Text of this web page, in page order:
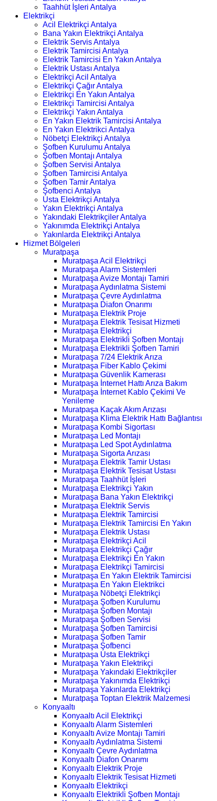
Taahhüt İşleri Antalya
Elektrikçi
Acil Elektrikçi Antalya
Bana Yakın Elektrikçi Antalya
Elektrik Servis Antalya
Elektrik Tamircisi Antalya
Elektrik Tamircisi En Yakın Antalya
Elektrik Ustası Antalya
Elektrikçi Acil Antalya
Elektrikçi Çağır Antalya
Elektrikçi En Yakın Antalya
Elektrikçi Tamircisi Antalya
Elektrikçi Yakın Antalya
En Yakın Elektrik Tamircisi Antalya
En Yakın Elektrikci Antalya
Nöbetçi Elektrikçi Antalya
Şofben Kurulumu Antalya
Şofben Montajı Antalya
Şofben Servisi Antalya
Şofben Tamircisi Antalya
Şofben Tamir Antalya
Şofbenci Antalya
Usta Elektrikçi Antalya
Yakın Elektrikçi Antalya
Yakındaki Elektrikçiler Antalya
Yakınımda Elektrikçi Antalya
Yakınlarda Elektrikçi Antalya
Hizmet Bölgeleri
Muratpaşa
Muratpaşa Acil Elektrikçi
Muratpaşa Alarm Sistemleri
Muratpaşa Avize Montajı Tamiri
Muratpaşa Aydınlatma Sistemi
Muratpaşa Çevre Aydınlatma
Muratpaşa Diafon Onarımı
Muratpaşa Elektrik Proje
Muratpaşa Elektrik Tesisat Hizmeti
Muratpaşa Elektrikçi
Muratpaşa Elektrikli Şofben Montajı
Muratpaşa Elektrikli Şofben Tamiri
Muratpaşa 7/24 Elektrik Arıza
Muratpaşa Fiber Kablo Çekimi
Muratpaşa Güvenlik Kamerası
Muratpaşa İnternet Hattı Arıza Bakım
Muratpaşa İnternet Kablo Çekimi Ve
Yenileme
Muratpaşa Kaçak Akım Arızası
Muratpaşa Klima Elektrik Hattı Bağlantısı
Muratpaşa Kombi Sigortası
Muratpaşa Led Montajı
Muratpaşa Led Spot Aydınlatma
Muratpaşa Sigorta Arızası
Muratpaşa Elektrik Tamir Ustası
Muratpaşa Elektrik Tesisat Ustası
Muratpaşa Taahhüt İşleri
Muratpaşa Elektrikçi Yakın
Muratpaşa Bana Yakın Elektrikçi
Muratpaşa Elektrik Servis
Muratpaşa Elektrik Tamircisi
Muratpaşa Elektrik Tamircisi En Yakın
Muratpaşa Elektrik Ustası
Muratpaşa Elektrikçi Acil
Muratpaşa Elektrikçi Çağır
Muratpaşa Elektrikçi En Yakın
Muratpaşa Elektrikçi Tamircisi
Muratpaşa En Yakın Elektrik Tamircisi
Muratpaşa En Yakın Elektrikci
Muratpaşa Nöbetçi Elektrikçi
Muratpaşa Şofben Kurulumu
Muratpaşa Şofben Montajı
Muratpaşa Şofben Servisi
Muratpaşa Şofben Tamircisi
Muratpaşa Şofben Tamir
Muratpaşa Şofbenci
Muratpaşa Usta Elektrikçi
Muratpaşa Yakın Elektrikçi
Muratpaşa Yakındaki Elektrikçiler
Muratpaşa Yakınımda Elektrikçi
Muratpaşa Yakınlarda Elektrikçi
Muratpaşa Toptan Elektrik Malzemesi
Konyaaltı
Konyaaltı Acil Elektrikçi
Konyaaltı Alarm Sistemleri
Konyaaltı Avize Montajı Tamiri
Konyaaltı Aydınlatma Sistemi
Konyaaltı Çevre Aydınlatma
Konyaaltı Diafon Onarımı
Konyaaltı Elektrik Proje
Konyaaltı Elektrik Tesisat Hizmeti
Konyaaltı Elektrikçi
Konyaaltı Elektrikli Şofben Montajı